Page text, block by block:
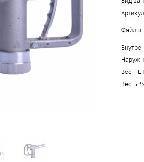
Артикул
Файлы
Вес
Вес